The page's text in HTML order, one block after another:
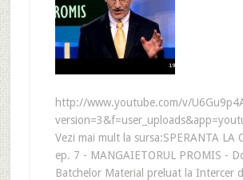
http://www.youtube.com/v/
Vezi mai mult la sursa:SPERANTA LA
ep. 7 - MANGAIETORUL PROMIS -
Batchelor Material preluat la Intercer